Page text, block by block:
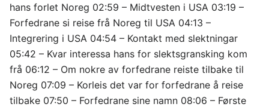
hans forlet Noreg 02:59 – Midtvesten i USA 03:19 –
Forfedrane si reise frå Noreg til USA 04:13 –
Integrering i USA 04:54 – Kontakt med slektningar
05:42 – Kvar interessa hans for slektsgransking kom
frå 06:12 – Om nokre av forfedrane reiste tilbake til
Noreg 07:09 – Korleis det var for forfedrane å reise
tilbake 07:50 – Forfedrane sine namn 08:06 – Første